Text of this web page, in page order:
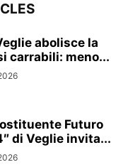
abolisce la
carrabili: meno...
Futuro
di Veglie invita...